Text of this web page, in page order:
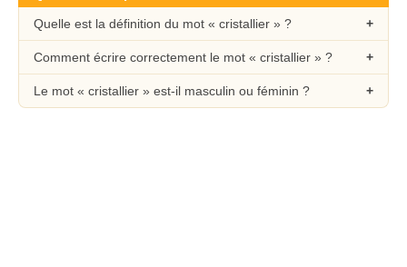
Quelle est la définition du mot « cristallier » ?
Comment écrire correctement le mot « cristallier » ?
Le mot « cristallier » est-il masculin ou féminin ?